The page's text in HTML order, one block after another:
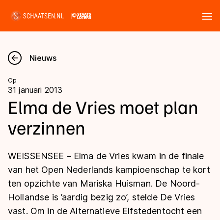
Nieuws
Kalender
Disciplines
Langebaan
Shorttrack
Inlineskaten
Uitslagen
Langebaan
Shorttrack
Marathon
Tijden & historie
Ranglijsten Langebaan
Nieuws
Op
31 januari 2013
Elma de Vries moet plan
verzinnen
WEISSENSEE – Elma de Vries kwam in de finale
van het Open Nederlands kampioenschap te kort
ten opzichte van Mariska Huisman. De Noord-
Hollandse is ’aardig bezig zo’, stelde De Vries
vast. Om in de Alternatieve Elfstedentocht een